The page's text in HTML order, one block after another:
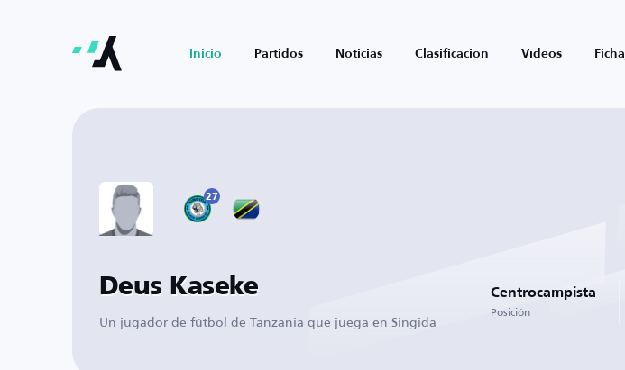
Inicio Partidos Noticias Clasificación Vídeos
27
Deus Kaseke
Un jugador de fútbol de Tanzania que juega en Singida
Centrocampista
Posición